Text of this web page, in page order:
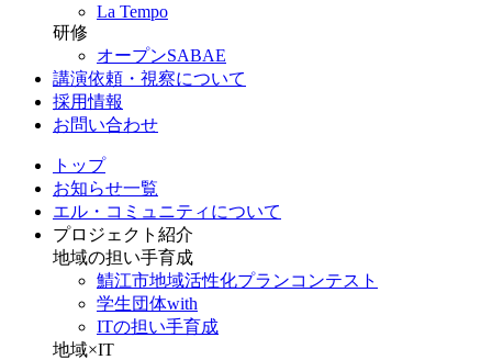
La Tempo
研修
オープンSABAE
講演依頼・視察について
採用情報
お問い合わせ
トップ
お知らせ一覧
エル・コミュニティについて
プロジェクト紹介
地域の担い手育成
鯖江市地域活性化プランコンテスト
学生団体with
ITの担い手育成
地域×IT